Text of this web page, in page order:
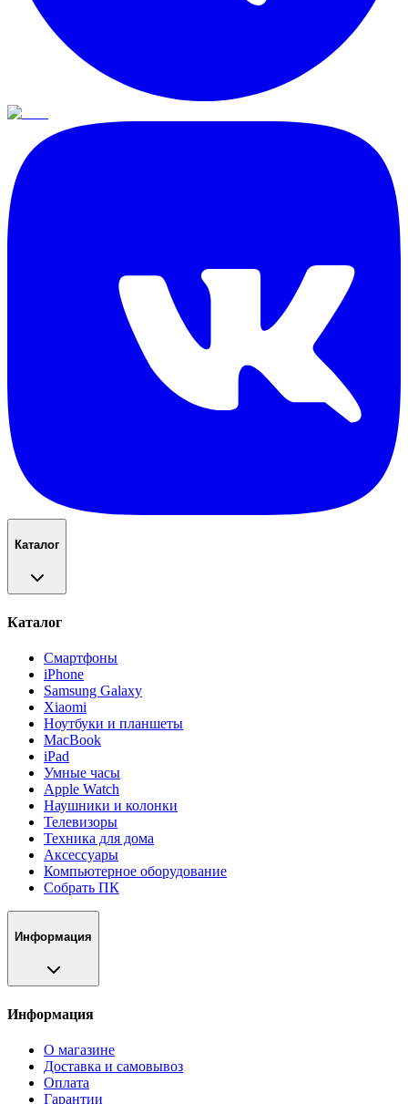
Каталог
Каталог
Смартфоны
iPhone
Samsung Galaxy
Xiaomi
Ноутбуки и планшеты
MacBook
iPad
Умные часы
Apple Watch
Наушники и колонки
Телевизоры
Техника для дома
Аксессуары
Компьютерное оборудование
Собрать ПК
Информация
Информация
О магазине
Доставка и самовывоз
Оплата
Гарантии